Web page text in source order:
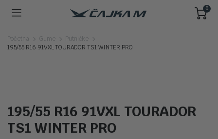
0
Početna Gume
Putničke
195/55 R16 91VXL TOURADOR TS1 WINTER PRO
195/55 R16 91VXL TOURADOR
TS1 WINTER PRO